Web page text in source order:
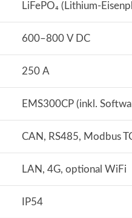
LiFePO₄ (Lithium-
600–800 V DC
250 A
EMS300CP (inkl.
CAN, RS485, Modbus
LAN, 4G, optional WiFi
IP54